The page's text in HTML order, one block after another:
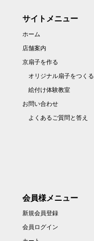
サイトメニュー
ホーム
店舗案内
京扇子を作る
オリジナル扇子をつくる
絵付け体験教室
お問い合わせ
よくあるご質問と答え
会員様メニュー
新規会員登録
会員ログイン